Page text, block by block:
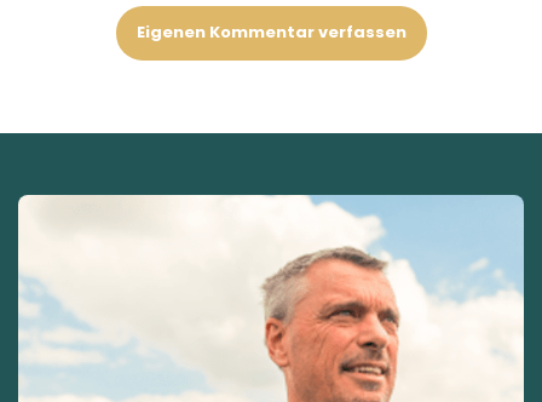
Eigenen Kommentar verfassen